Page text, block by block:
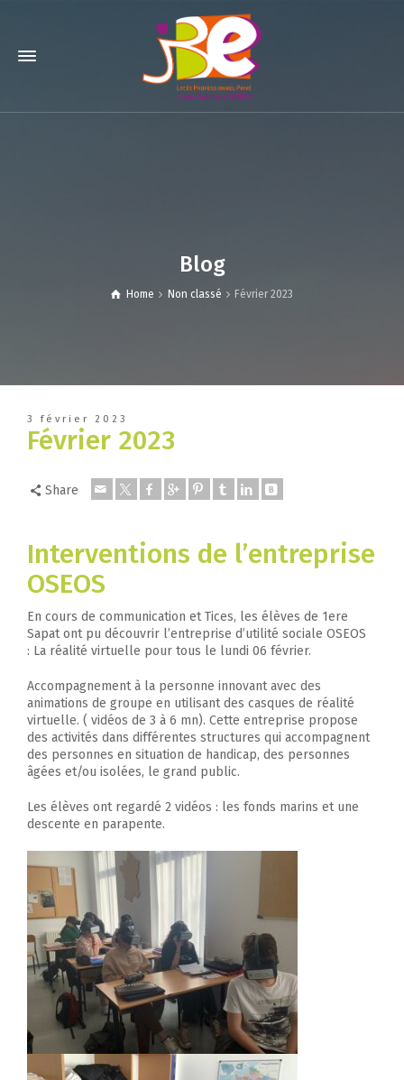
Blog
Home Non classé Février 2023
3 février 2023
Février 2023
Share
Interventions de l’entreprise
OSEOS
En cours de communication et Tices, les élèves de 1ere
Sapat ont pu découvrir l’entreprise d’utilité sociale OSEOS
: La réalité virtuelle pour tous le lundi 06 février.
Accompagnement à la personne innovant avec des
animations de groupe en utilisant des casques de réalité
virtuelle. ( vidéos de 3 à 6 mn). Cette entreprise propose
des activités dans différentes structures qui accompagnent
des personnes en situation de handicap, des personnes
âgées et/ou isolées, le grand public.
Les élèves ont regardé 2 vidéos : les fonds marins et une
descente en parapente.